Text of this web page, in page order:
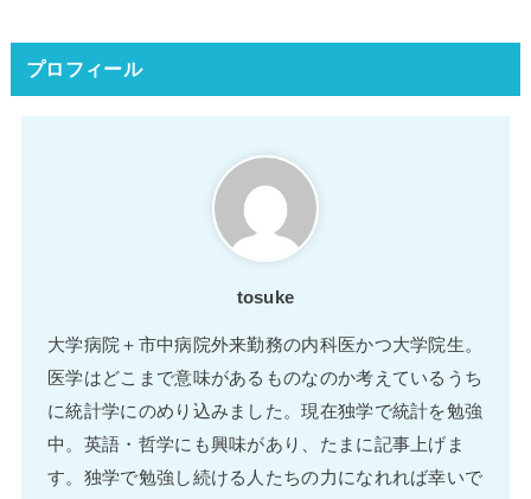
プロフィール
tosuke
大学病院＋市中病院外来勤務の内科医かつ大学院生。
医学はどこまで意味があるものなのか考えているうち
に統計学にのめり込みました。現在独学で統計を勉強
中。英語・哲学にも興味があり、たまに記事上げま
す。独学で勉強し続ける人たちの力になれれば幸いで